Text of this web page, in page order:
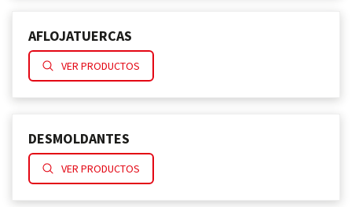
AFLOJATUERCAS
VER PRODUCTOS
DESMOLDANTES
VER PRODUCTOS